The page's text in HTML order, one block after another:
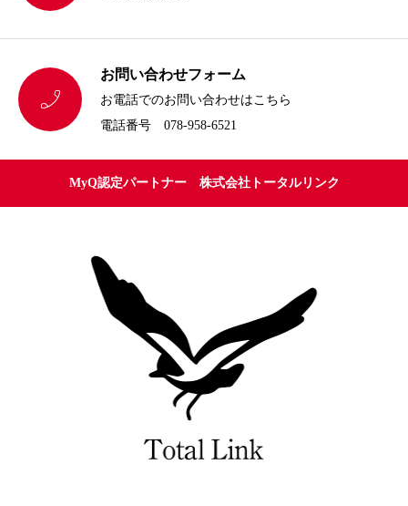

お問い合わせフォーム
お電話でのお問い合わせはこちら
電話番号 078-958-6521
MyQ認定パートナー 株式会社トータルリンク